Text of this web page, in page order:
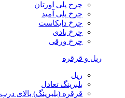
چرخ پلی اورتان
چرخ پلی آمید
چرخ دایکاست
چرخ بادی
چرخ ورقی
ریل و قرقره
ریل
بلبرینگ تعادل
قرقره (بلبرینگ) بالای درب